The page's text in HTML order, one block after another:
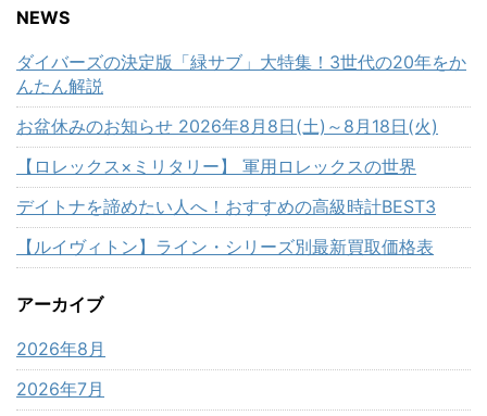
NEWS
ダイバーズの決定版「緑サブ」大特集！3世代の20年をか
んたん解説
お盆休みのお知らせ 2026年8月8日(土)～8月18日(火)
【ロレックス×ミリタリー】 軍用ロレックスの世界
デイトナを諦めたい人へ！おすすめの高級時計BEST3
【ルイヴィトン】ライン・シリーズ別最新買取価格表
アーカイブ
2026年8月
2026年7月